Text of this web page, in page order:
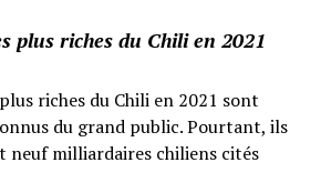
plus riches du Chili en 2021
riches du Chili en 2021 sont
du grand public. Pourtant, ils
neuf milliardaires chiliens cités